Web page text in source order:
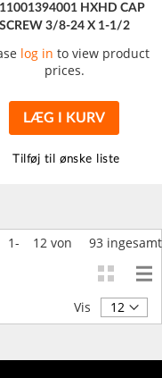
HXHD CAP
SCREW 3/8-24 X 1-1/2
log in to view product
prices.
LÆG I KURV
Tilføj til ønske liste
1- 12 von 93 ingesamt
Vis